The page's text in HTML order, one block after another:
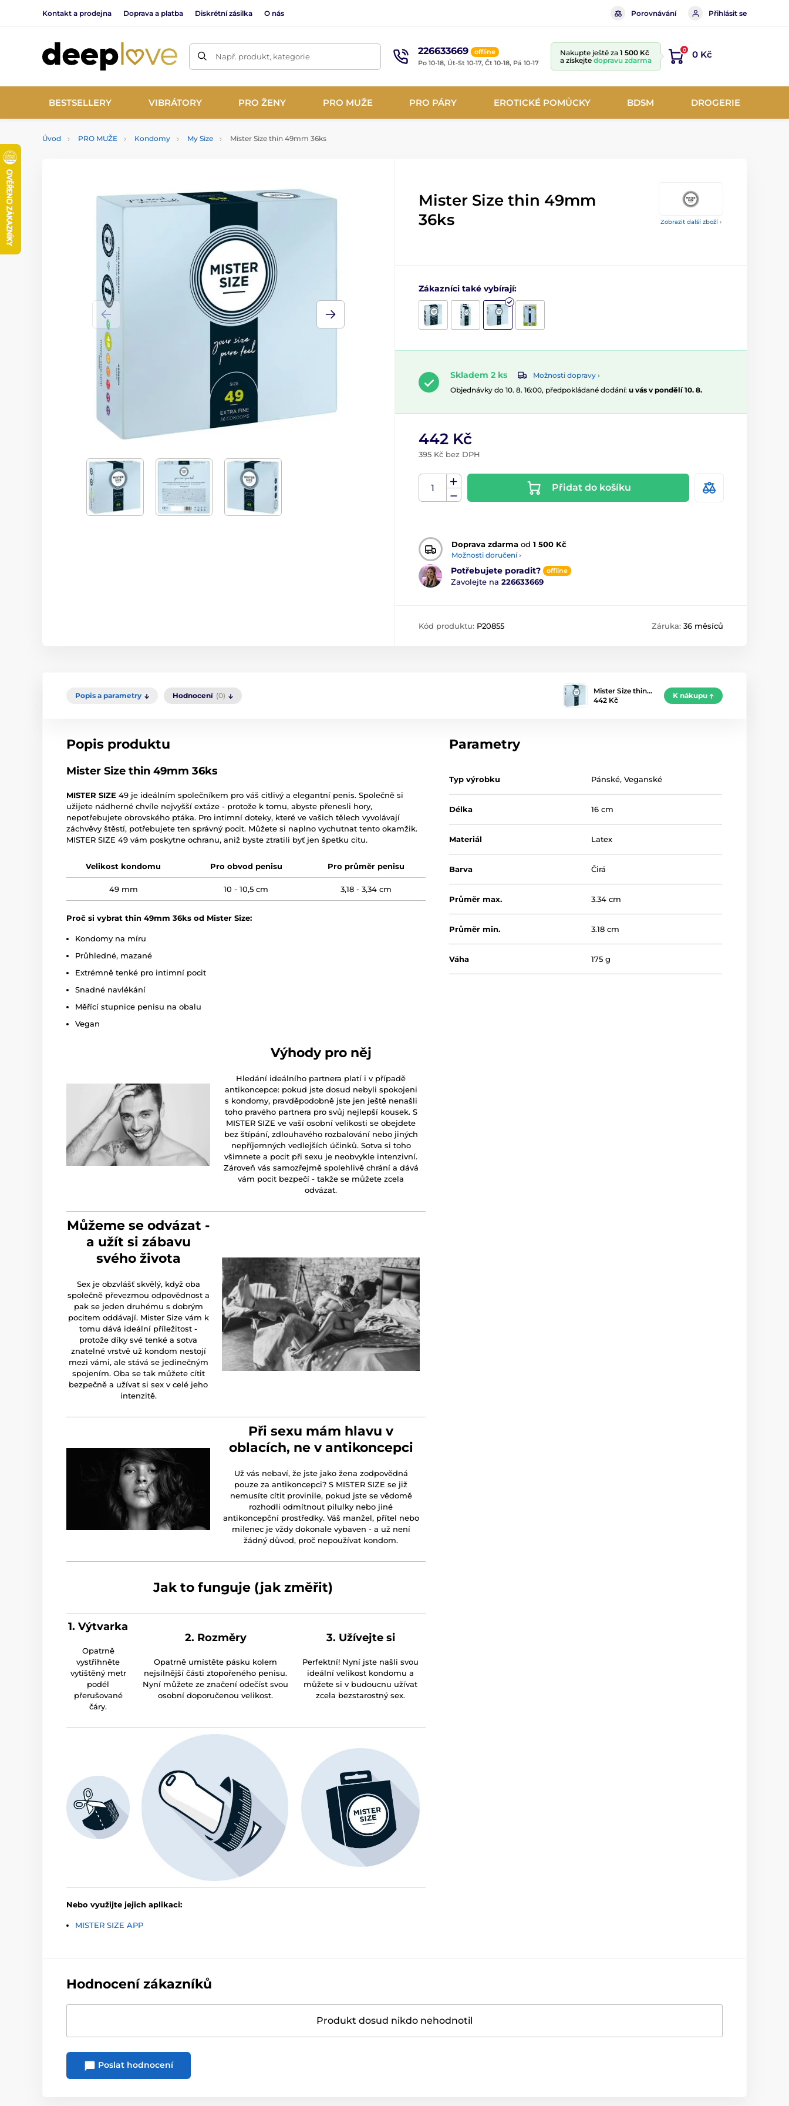
Kontakt a prodejna Doprava a platba Diskrétní zásilka O nás Porovnávání Přihlásit se
Např. produkt, kategorie 226633669
offline
Po 10-18, Út-St 10-17, Čt 10-18, Pá 10-17
Nakupte ještě za 1 500 Kč
a získejte dopravu zdarma
0 0 Kč
BESTSELLERY VIBRÁTORY PRO ŽENY PRO MUŽE PRO PÁRY EROTICKÉ POMŮCKY BDSM DROGERIE
Úvod PRO MUŽE Kondomy My Size Mister Size thin 49mm 36ks
Zobrazit další zboží ›
Mister Size thin 49mm
36ks
Zákazníci také vybírají:
Skladem 2 ks
Možnosti dopravy ›
Objednávky do 10. 8. 16:00, předpokládané dodání: u vás v pondělí 10. 8.
442 Kč
395 Kč bez DPH
Přidat do košíku
Doprava zdarma od 1 500 Kč
Možnosti doručení ›
Potřebujete poradit? offline
Zavolejte na 226633669
Kód produktu: P20855 Záruka: 36 měsíců
Popis a parametry Hodnocení (0)
Mister Size thin…
442 Kč
K nákupu
Popis produktu
Mister Size thin 49mm 36ks
MISTER SIZE 49 je ideálním společníkem pro váš citlivý a elegantní penis. Společně si
užijete nádherné chvíle nejvyšší extáze - protože k tomu, abyste přenesli hory,
nepotřebujete obrovského ptáka. Pro intimní doteky, které ve vašich tělech vyvolávají
záchvěvy štěstí, potřebujete ten správný pocit. Můžete si naplno vychutnat tento okamžik.
MISTER SIZE 49 vám poskytne ochranu, aniž byste ztratili byť jen špetku citu.
Velikost kondomu Pro obvod penisu Pro průměr penisu
49 mm 10 - 10,5 cm 3,18 - 3,34 cm
Proč si vybrat thin 49mm 36ks od Mister Size:
Kondomy na míru
Průhledné, mazané
Extrémně tenké pro intimní pocit
Snadné navlékání
Měřící stupnice penisu na obalu
Vegan
Výhody pro něj
Hledání ideálního partnera platí i v případě
antikoncepce: pokud jste dosud nebyli spokojeni
s kondomy, pravděpodobně jste jen ještě nenašli
toho pravého partnera pro svůj nejlepší kousek. S
MISTER SIZE ve vaší osobní velikosti se obejdete
bez štípání, zdlouhavého rozbalování nebo jiných
nepříjemných vedlejších účinků. Sotva si toho
všimnete a pocit při sexu je neobvykle intenzivní.
Zároveň vás samozřejmě spolehlivě chrání a dává
vám pocit bezpečí - takže se můžete zcela
odvázat.
Můžeme se odvázat -
a užít si zábavu
svého života
Sex je obzvlášť skvělý, když oba
společně převezmou odpovědnost a
pak se jeden druhému s dobrým
pocitem oddávají. Mister Size vám k
tomu dává ideální příležitost -
protože díky své tenké a sotva
znatelné vrstvě už kondom nestojí
mezi vámi, ale stává se jedinečným
spojením. Oba se tak můžete cítit
bezpečně a užívat si sex v celé jeho
intenzitě.
Při sexu mám hlavu v
oblacích, ne v antikoncepci
Už vás nebaví, že jste jako žena zodpovědná
pouze za antikoncepci? S MISTER SIZE se již
nemusíte cítit provinile, pokud jste se vědomě
rozhodli odmítnout pilulky nebo jiné
antikoncepční prostředky. Váš manžel, přítel nebo
milenec je vždy dokonale vybaven - a už není
žádný důvod, proč nepoužívat kondom.
Jak to funguje (jak změřit)
1. Výtvarka
Opatrně
vystřihněte
vytištěný metr
podél
přerušované
čáry.
2. Rozměry
Opatrně umístěte pásku kolem
nejsilnější části ztopořeného penisu.
Nyní můžete ze značení odečíst svou
osobní doporučenou velikost.
3. Užívejte si
Perfektní! Nyní jste našli svou
ideální velikost kondomu a
můžete si v budoucnu užívat
zcela bezstarostný sex.
Nebo využijte jejich aplikaci:
MISTER SIZE APP
Parametry
Typ výrobku Pánské,Veganské
Délka 16 cm
Materiál Latex
Barva Čirá
Průměr max. 3.34 cm
Průměr min. 3.18 cm
Váha 175 g
Hodnocení zákazníků
Produkt dosud nikdo nehodnotil
Poslat hodnocení